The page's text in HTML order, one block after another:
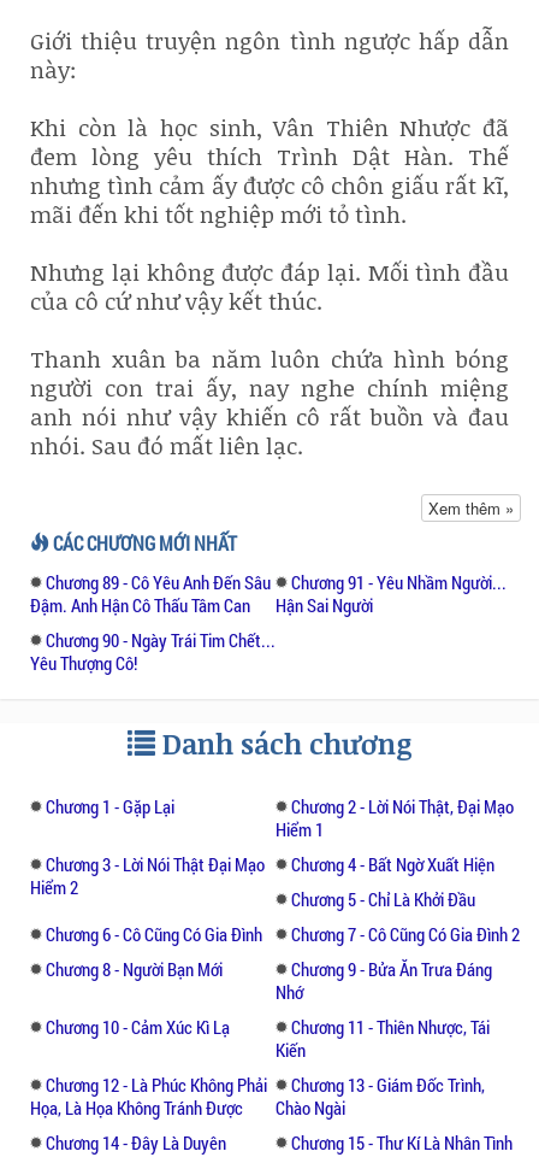
Giới thiệu truyện ngôn tình ngược hấp dẫn
này:
Khi còn là học sinh, Vân Thiên Nhược đã
đem lòng yêu thích Trình Dật Hàn. Thế
nhưng tình cảm ấy được cô chôn giấu rất kĩ,
mãi đến khi tốt nghiệp mới tỏ tình.
Nhưng lại không được đáp lại. Mối tình đầu
của cô cứ như vậy kết thúc.
Thanh xuân ba năm luôn chứa hình bóng
người con trai ấy, nay nghe chính miệng
anh nói như vậy khiến cô rất buồn và đau
nhói. Sau đó mất liên lạc.
Cuộc sống vẫn tiếp tục. Công việc, gia đình,
tiền bạc không cho phép cô chần chừ hoặc
tiếp tục đau khổ vì quãng thanh xuân ấy.
Đến khi Vân Thiên Nhược được 23 tuổi, cô
đăng kí làm phiên dịch viên tại một công ty.
Nhưng chính cô cũng không thể ngờ tới,
của mình, Trình Dật Hàn.
Những tưởng rằng con tim theo năm tháng
đã bình yên lại, chưa từng rung động đối với
bất kì người con trai nào khác. Thế mà khi
vừa nhìn thấy anh, thì lí trí bỗng dưng bị
đứt đi, tình cảm nghĩ đã chết nay lại sống,
đập một cách không theo quy tắc nào.
Thế mà Trình Dật Hàn không cho con người
cô bình ổn thì tiếp tục kề vai cùng người
phụ nữ khác xuất hiện trước mặt cô. Mỗi
ngày mang khuôn mặt yêu chiều người
khác, nhưng đối mặt với cô thì bộ dáng
trông rất lạnh lùng.
Xem thêm »
CÁC CHƯƠNG MỚI NHẤT
Chương 89 - Cô Yêu Anh Đến Sâu
Đậm. Anh Hận Cô Thấu Tâm Can
Chương 91 - Yêu Nhầm Người...
Hận Sai Người
Chương 90 - Ngày Trái Tim Chết...
Yêu Thượng Cô!
Danh sách chương
Chương 1 - Gặp Lại
Chương 2 - Lời Nói Thật, Đại Mạo
Hiểm 1
Chương 3 - Lời Nói Thật Đại Mạo
Hiểm 2
Chương 4 - Bất Ngờ Xuất Hiện
Chương 5 - Chỉ Là Khởi Đầu
Chương 6 - Cô Cũng Có Gia Đình
Chương 7 - Cô Cũng Có Gia Đình 2
Chương 8 - Người Bạn Mới
Chương 9 - Bửa Ăn Trưa Đáng
Nhớ
Chương 10 - Cảm Xúc Kì Lạ
Chương 11 - Thiên Nhược, Tái
Kiến
Chương 12 - Là Phúc Không Phải
Họa, Là Họa Không Tránh Được
Chương 13 - Giám Đốc Trình,
Chào Ngài
Chương 14 - Đây Là Duyên
Chương 15 - Thư Kí Là Nhân Tình